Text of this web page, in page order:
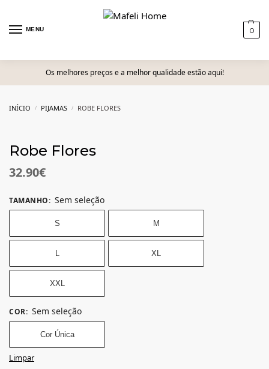
MENU 0
Os melhores preços e a melhor qualidade estão aqui!
INÍCIO / PIJAMAS / ROBE FLORES
Robe Flores
32.90€
TAMANHO: Sem seleção
S M
L XL
XXL
COR: Sem seleção
Cor Única
Limpar